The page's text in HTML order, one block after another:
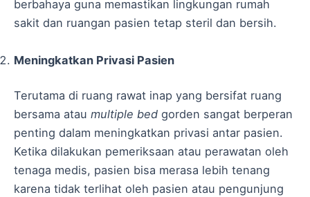
berbahaya guna memastikan lingkungan rumah
sakit dan ruangan pasien tetap steril dan bersih.
Meningkatkan Privasi Pasien
Terutama di ruang rawat inap yang bersifat ruang
bersama atau multiple bed gorden sangat berperan
penting dalam meningkatkan privasi antar pasien.
Ketika dilakukan pemeriksaan atau perawatan oleh
tenaga medis, pasien bisa merasa lebih tenang
karena tidak terlihat oleh pasien atau pengunjung